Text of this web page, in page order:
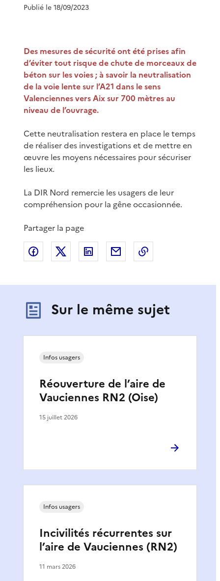
Publié le 18/09/2023
Des mesures de sécurité ont été prises afin
d’éviter tout risque de chute de morceaux de
béton sur les voies ; à savoir la neutralisation
de la voie lente sur l’A21 dans le sens
Valenciennes vers Aix sur 700 mètres au
niveau de l’ouvrage.
Cette neutralisation restera en place le temps
de réaliser des investigations et de mettre en
œuvre les moyens nécessaires pour sécuriser
les lieux.
La DIR Nord remercie les usagers de leur
compréhension pour la gêne occasionnée.
Partager la page
Partager sur Facebook
Partager sur XPartager sur LinkedIn
Partager par email
Sur le même sujet
Réouverture de l’aire de
Vauciennes RN2 (Oise)
Infos usagers
15 juillet 2026
Incivilités récurrentes sur
l’aire de Vauciennes (RN2)
Infos usagers
11 mars 2026